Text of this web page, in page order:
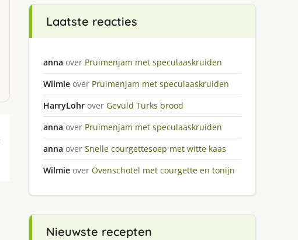
Laatste reacties
anna over Pruimenjam met speculaaskruiden
Wilmie over Pruimenjam met speculaaskruiden
HarryLohr over Gevuld Turks brood
anna over Pruimenjam met speculaaskruiden
anna over Snelle courgettesoep met witte kaas
Wilmie over Ovenschotel met courgette en tonijn
Nieuwste recepten